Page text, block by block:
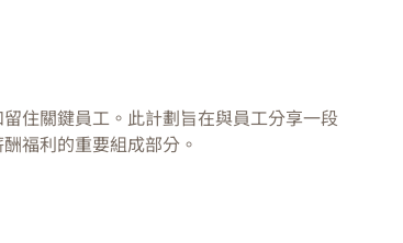
住關鍵員工。此計劃旨在與員工分享一段
福利的重要組成部分。